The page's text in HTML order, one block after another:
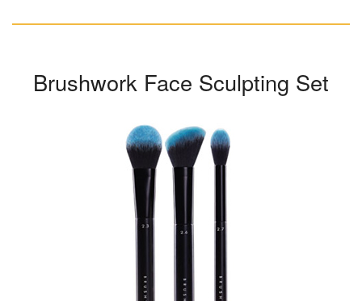
Brushwork Face Sculpting Set